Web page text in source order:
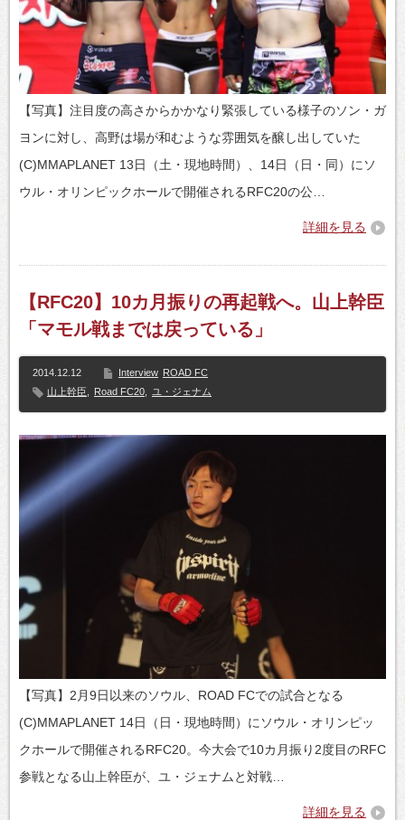
【写真】注目度の高さからかかなり緊張している様子のソン・ガ
ヨンに対し、高野は場が和むような雰囲気を醸し出していた
(C)MMAPLANET 13日（土・現地時間）、14日（日・同）にソ
ウル・オリンピックホールで開催されるRFC20の公…
詳細を見る
【RFC20】10カ月振りの再起戦へ。山上幹臣
「マモル戦までは戻っている」
2014.12.12 Interview ROAD FC
山上幹臣
Road FC20 ユ・ジェナム
【写真】2月9日以来のソウル、ROAD FCでの試合となる
(C)MMAPLANET 14日（日・現地時間）にソウル・オリンピッ
クホールで開催されるRFC20。今大会で10カ月振り2度目のRFC
参戦となる山上幹臣が、ユ・ジェナムと対戦…
詳細を見る